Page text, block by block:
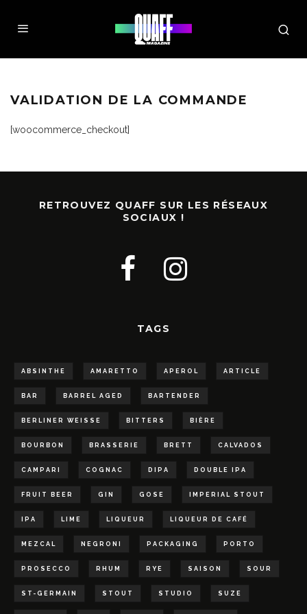
VALIDATION DE LA COMMANDE
[woocommerce_checkout]
RETROUVEZ QUAFF SUR LES RÉSEAUX
SOCIAUX !
TAGS
ABSINTHE AMARETTO APEROL ARTICLE
BAR BARREL AGED BARTENDER
BERLINER WEISSE BITTERS BIÈRE
BOURBON BRASSERIE BRETT CALVADOS
CAMPARI COGNAC DIPA DOUBLE IPA
FRUIT BEER GIN GOSE IMPERIAL STOUT
IPA LIME LIQUEUR LIQUEUR DE CAFÉ
MEZCAL NEGRONI PACKAGING PORTO
PROSECCO RHUM RYE SAISON SOUR
ST-GERMAIN STOUT STUDIO SUZE